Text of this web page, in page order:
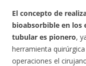
El concepto de
bioabsorbible en los
tubular es pionero,
herramienta
operaciones el